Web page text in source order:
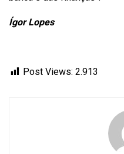
Ígor Lopes
Post Views: 2.913